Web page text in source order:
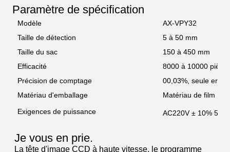
Paramètre de spécification
Modèle
AX-VPY32
Taille de détection
5 à 50 mm
Taille du sac
150 à 450 mm
Efficacité
8000 à 10000
Précision de comptage
00,03%, seule
Matériau d'emballage
Matériau de film PE
Exigences de puissance
AC220V ± 10% 50/
Je vous en prie.
La tête d'image CCD à haute vitesse, le programme